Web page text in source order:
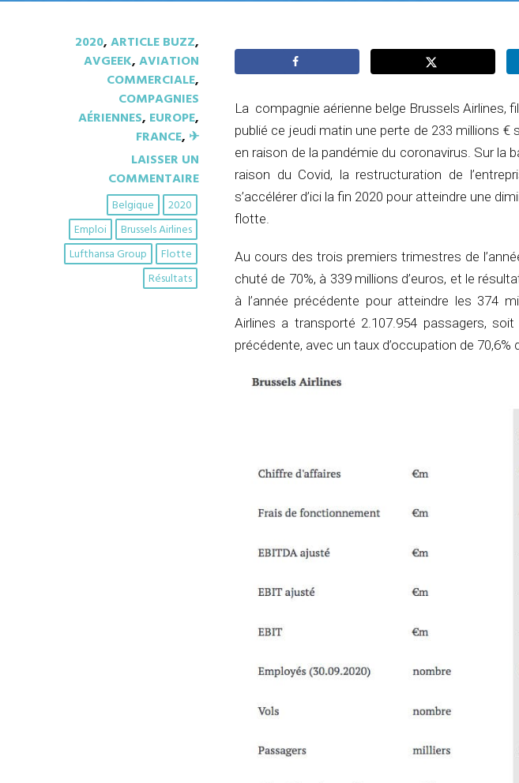
2020,ARTICLE BUZZ,
AVGEEK,AVIATION
COMMERCIALE,
COMPAGNIES
AÉRIENNES, EUROPE,
FRANCE, ✈︎
LAISSER UN
COMMENTAIRE
2020
Belgique
Brussels Airlines
Emploi
Flotte
Lufthansa Group
Résultats
La compagnie aérienne belge Brussels Airlines,
publié ce jeudi matin une perte de 233 millions €
en raison de la pandémie du coronavirus. Sur la
raison du Covid, la restructuration de
s’accélérer d’ici la fin 2020 pour atteindre une
flotte.
Au cours des trois premiers trimestres de
chuté de 70%, à 339 millions d’euros, et le
à l’année précédente pour atteindre les 374
Airlines a transporté 2.107.954 passagers,
précédente, avec un taux d’occupation de 70,6%